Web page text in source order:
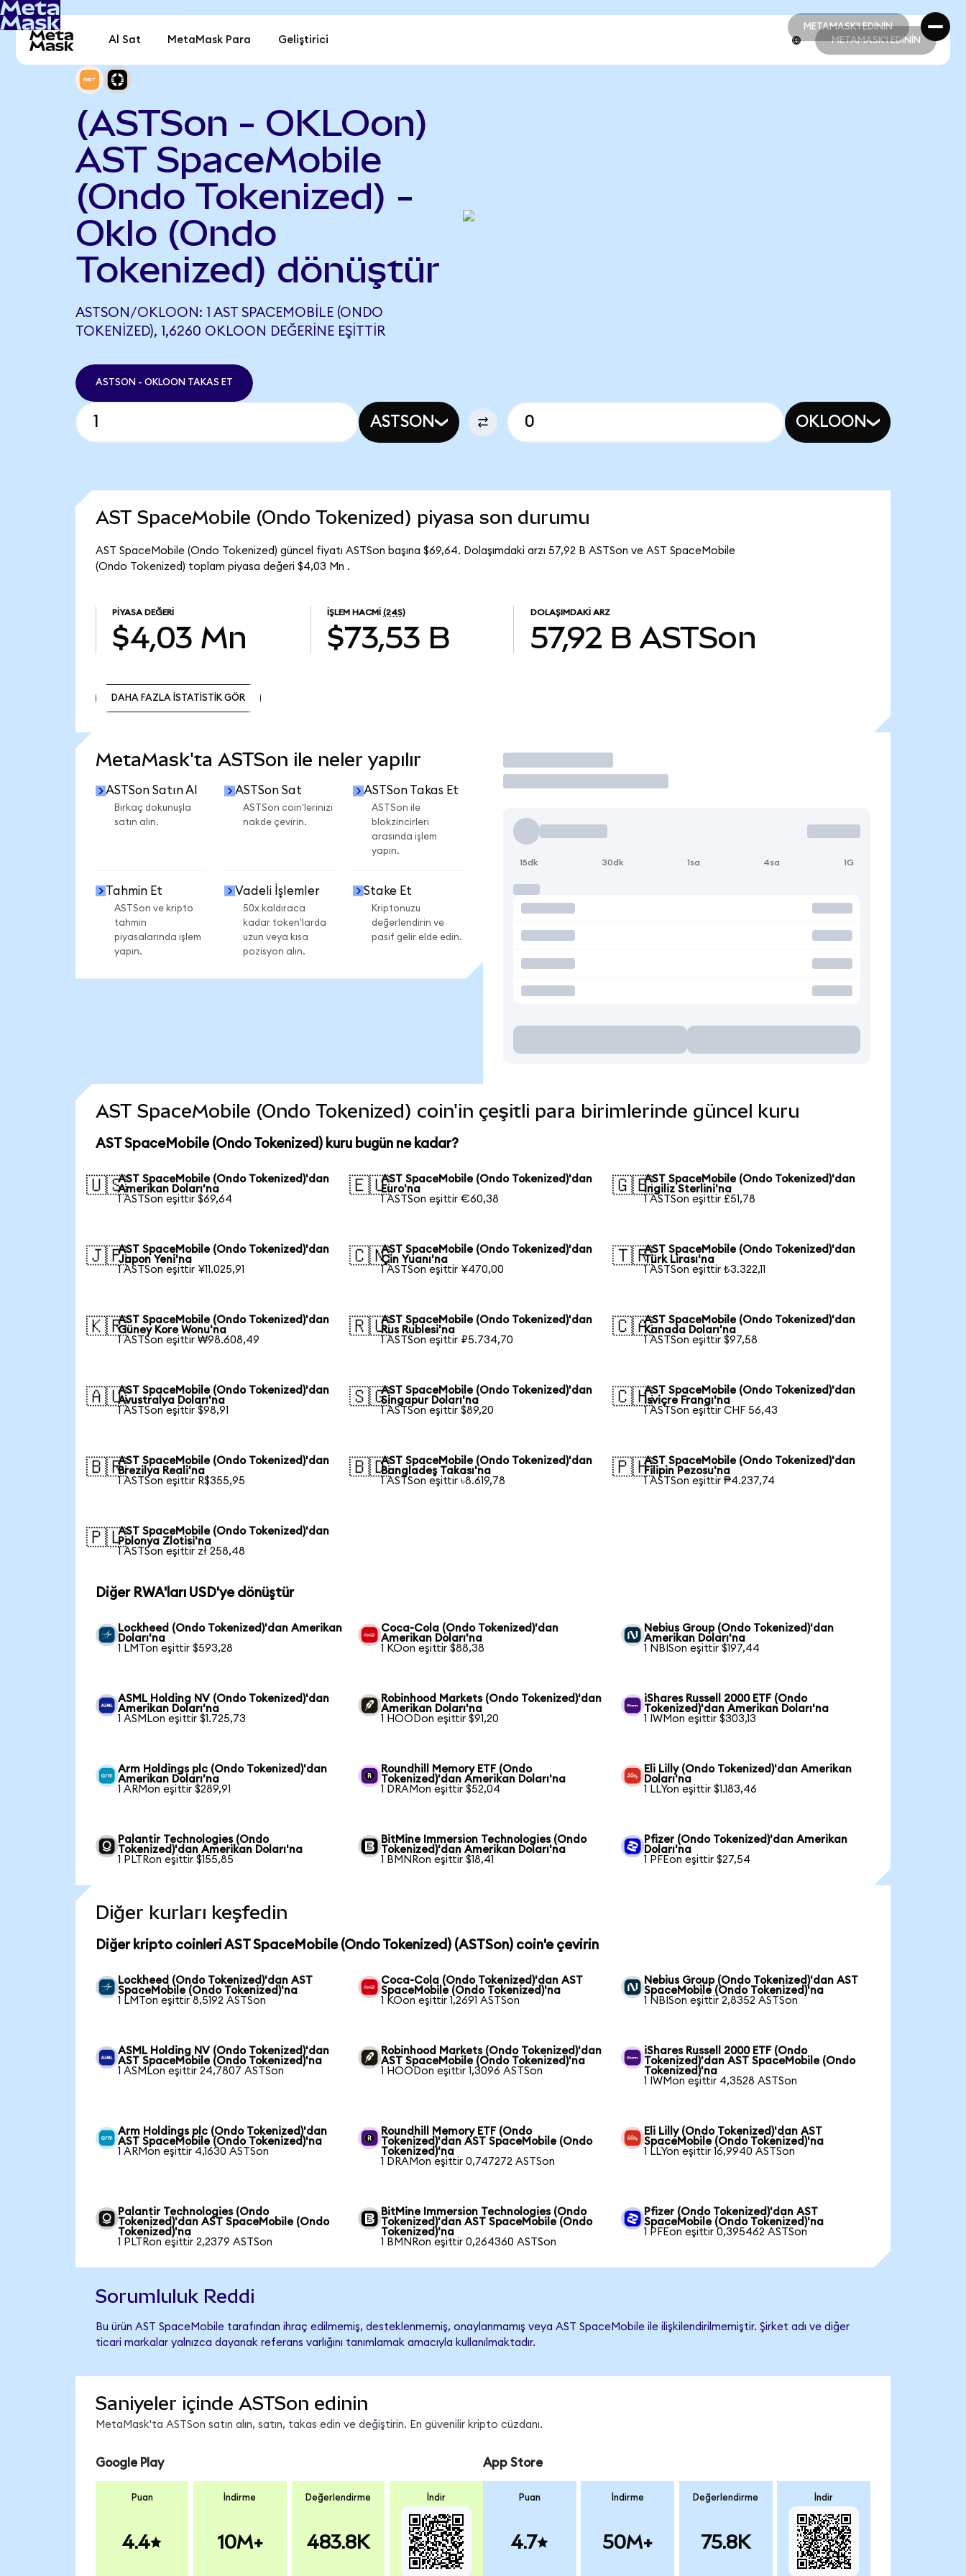
METAMASK'I EDİNİN
METAMASK'I EDİNİN
Al Sat MetaMask Para Geliştirici METAMASK'I EDİNİN
(ASTSon - OKLOon)
AST SpaceMobile
(Ondo Tokenized) -
Oklo (Ondo
Tokenized) dönüştür
ASTSON/OKLOON: 1 AST SPACEMOBILE (ONDO
TOKENIZED), 1,6260 OKLOON DEĞERINE EŞITTIR
ASTSON - OKLOON TAKAS ET
ASTSON OKLOON
AST SpaceMobile (Ondo Tokenized) piyasa son durumu
AST SpaceMobile (Ondo Tokenized) güncel fiyatı ASTSon başına $69,64. Dolaşımdaki arzı 57,92 B ASTSon ve AST SpaceMobile
(Ondo Tokenized) toplam piyasa değeri $4,03 Mn .
PIYASA DEĞERI
$4,03 Mn
İŞLEM HACMI (24S)
$73,53 B
DOLAŞIMDAKI ARZ
57,92 B ASTSon
DAHA FAZLA İSTATİSTİK GÖR
MetaMask'ta ASTSon ile neler yapılır
ASTSon Satın Al
Birkaç dokunuşla
satın alın.
ASTSon Sat
ASTSon coin'lerinizi
nakde çevirin.
ASTSon Takas Et
ASTSon ile
blokzincirleri
arasında işlem
yapın.
Tahmin Et
ASTSon ve kripto
tahmin
piyasalarında işlem
yapın.
Vadeli İşlemler
50x kaldıraca
kadar token'larda
uzun veya kısa
pozisyon alın.
Stake Et
Kriptonuzu
değerlendirin ve
pasif gelir elde edin.
İşlem Yap
15dk 30dk 1sa 4sa 1G
AST SpaceMobile (Ondo Tokenized) coin'in çeşitli para birimlerinde güncel kuru
AST SpaceMobile (Ondo Tokenized) kuru bugün ne kadar?
🇺🇸AST SpaceMobile (Ondo Tokenized)'dan
Amerikan Doları'na
1 ASTSon eşittir $69,64
🇪🇺AST SpaceMobile (Ondo Tokenized)'dan
Euro'na
1 ASTSon eşittir €60,38
🇬🇧AST SpaceMobile (Ondo Tokenized)'dan
İngiliz Sterlini'na
1 ASTSon eşittir £51,78
🇯🇵AST SpaceMobile (Ondo Tokenized)'dan
Japon Yeni'na
1 ASTSon eşittir ¥11.025,91
🇨🇳AST SpaceMobile (Ondo Tokenized)'dan
Çin Yuanı'na
1 ASTSon eşittir ¥470,00
🇹🇷AST SpaceMobile (Ondo Tokenized)'dan
Türk Lirası'na
1 ASTSon eşittir ₺3.322,11
🇰🇷AST SpaceMobile (Ondo Tokenized)'dan
Güney Kore Wonu'na
1 ASTSon eşittir ₩98.608,49
🇷🇺AST SpaceMobile (Ondo Tokenized)'dan
Rus Rublesi'na
1 ASTSon eşittir ₽5.734,70
🇨🇦AST SpaceMobile (Ondo Tokenized)'dan
Kanada Doları'na
1 ASTSon eşittir $97,58
🇦🇺AST SpaceMobile (Ondo Tokenized)'dan
Avustralya Doları'na
1 ASTSon eşittir $98,91
🇸🇬AST SpaceMobile (Ondo Tokenized)'dan
Singapur Doları'na
1 ASTSon eşittir $89,20
🇨🇭AST SpaceMobile (Ondo Tokenized)'dan
İsviçre Frangı'na
1 ASTSon eşittir CHF 56,43
🇧🇷AST SpaceMobile (Ondo Tokenized)'dan
Brezilya Reali'na
1 ASTSon eşittir R$355,95
🇧🇩AST SpaceMobile (Ondo Tokenized)'dan
Bangladeş Takası'na
1 ASTSon eşittir ৳8.619,78
🇵🇭AST SpaceMobile (Ondo Tokenized)'dan
Filipin Pezosu'na
1 ASTSon eşittir ₱4.237,74
🇵🇱AST SpaceMobile (Ondo Tokenized)'dan
Polonya Zlotisi'na
1 ASTSon eşittir zł 258,48
Diğer RWA'ları USD'ye dönüştür
Lockheed (Ondo Tokenized)'dan Amerikan
Doları'na
1 LMTon eşittir $593,28
Coca-Cola (Ondo Tokenized)'dan
Amerikan Doları'na
1 KOon eşittir $88,38
Nebius Group (Ondo Tokenized)'dan
Amerikan Doları'na
1 NBISon eşittir $197,44
ASML Holding NV (Ondo Tokenized)'dan
Amerikan Doları'na
1 ASMLon eşittir $1.725,73
Robinhood Markets (Ondo Tokenized)'dan
Amerikan Doları'na
1 HOODon eşittir $91,20
iShares Russell 2000 ETF (Ondo
Tokenized)'dan Amerikan Doları'na
1 IWMon eşittir $303,13
Arm Holdings plc (Ondo Tokenized)'dan
Amerikan Doları'na
1 ARMon eşittir $289,91
Roundhill Memory ETF (Ondo
Tokenized)'dan Amerikan Doları'na
1 DRAMon eşittir $52,04
Eli Lilly (Ondo Tokenized)'dan Amerikan
Doları'na
1 LLYon eşittir $1.183,46
Palantir Technologies (Ondo
Tokenized)'dan Amerikan Doları'na
1 PLTRon eşittir $155,85
BitMine Immersion Technologies (Ondo
Tokenized)'dan Amerikan Doları'na
1 BMNRon eşittir $18,41
Pfizer (Ondo Tokenized)'dan Amerikan
Doları'na
1 PFEon eşittir $27,54
Diğer kurları keşfedin
Diğer kripto coinleri AST SpaceMobile (Ondo Tokenized) (ASTSon) coin'e çevirin
Lockheed (Ondo Tokenized)'dan AST
SpaceMobile (Ondo Tokenized)'na
1 LMTon eşittir 8,5192 ASTSon
Coca-Cola (Ondo Tokenized)'dan AST
SpaceMobile (Ondo Tokenized)'na
1 KOon eşittir 1,2691 ASTSon
Nebius Group (Ondo Tokenized)'dan AST
SpaceMobile (Ondo Tokenized)'na
1 NBISon eşittir 2,8352 ASTSon
ASML Holding NV (Ondo Tokenized)'dan
AST SpaceMobile (Ondo Tokenized)'na
1 ASMLon eşittir 24,7807 ASTSon
Robinhood Markets (Ondo Tokenized)'dan
AST SpaceMobile (Ondo Tokenized)'na
1 HOODon eşittir 1,3096 ASTSon
iShares Russell 2000 ETF (Ondo
Tokenized)'dan AST SpaceMobile (Ondo
Tokenized)'na
1 IWMon eşittir 4,3528 ASTSon
Arm Holdings plc (Ondo Tokenized)'dan
AST SpaceMobile (Ondo Tokenized)'na
1 ARMon eşittir 4,1630 ASTSon
Roundhill Memory ETF (Ondo
Tokenized)'dan AST SpaceMobile (Ondo
Tokenized)'na
1 DRAMon eşittir 0,747272 ASTSon
Eli Lilly (Ondo Tokenized)'dan AST
SpaceMobile (Ondo Tokenized)'na
1 LLYon eşittir 16,9940 ASTSon
Palantir Technologies (Ondo
Tokenized)'dan AST SpaceMobile (Ondo
Tokenized)'na
1 PLTRon eşittir 2,2379 ASTSon
BitMine Immersion Technologies (Ondo
Tokenized)'dan AST SpaceMobile (Ondo
Tokenized)'na
1 BMNRon eşittir 0,264360 ASTSon
Pfizer (Ondo Tokenized)'dan AST
SpaceMobile (Ondo Tokenized)'na
1 PFEon eşittir 0,395462 ASTSon
Sorumluluk Reddi
Bu ürün AST SpaceMobile tarafından ihraç edilmemiş, desteklenmemiş, onaylanmamış veya AST SpaceMobile ile ilişkilendirilmemiştir. Şirket adı ve diğer
ticari markalar yalnızca dayanak referans varlığını tanımlamak amacıyla kullanılmaktadır.
Saniyeler içinde ASTSon edinin
MetaMask'ta ASTSon satın alın, satın, takas edin ve değiştirin. En güvenilir kripto cüzdanı.
Google Play
Puan
4.4
İndirme
10M+
Değerlendirme
483.8K
İndir
App Store
Puan
4.7
İndirme
50M+
Değerlendirme
75.8K
İndir